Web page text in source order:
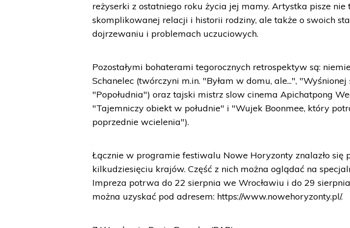
reżyserki z ostatniego roku życia jej mamy. Artystka pisze nie
skomplikowanej relacji i historii rodziny, ale także o swoich
dojrzewaniu i problemach uczuciowych.
Pozostałymi bohaterami tegorocznych retrospektyw są:
Schanelec (twórczyni m.in. "Byłam w domu, ale...",
"Popołudnia") oraz tajski mistrz slow cinema Apichatpong
"Tajemniczy obiekt w południe" i "Wujek Boonmee, który
poprzednie wcielenia").
Łącznie w programie festiwalu Nowe Horyzonty znalazło się
kilkudziesięciu krajów. Część z nich można oglądać na
Impreza potrwa do 22 sierpnia we Wrocławiu i do 29
można uzyskać pod adresem: https://www.nowehoryzonty.pl/.